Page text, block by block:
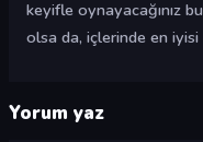
keyifle oynayacağınız
olsa da, içlerinde en
Yorum yaz